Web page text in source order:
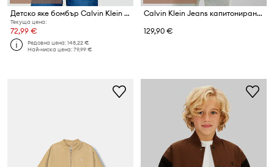
Детско яке бомбър Calvin Klein Jeans
Текуща цена:
72,99 €
Редовна цена:148,22 €
Най-ниска цена:79,99 €
Calvin Klein Jeans капитонирано яке за деца
129,90 €